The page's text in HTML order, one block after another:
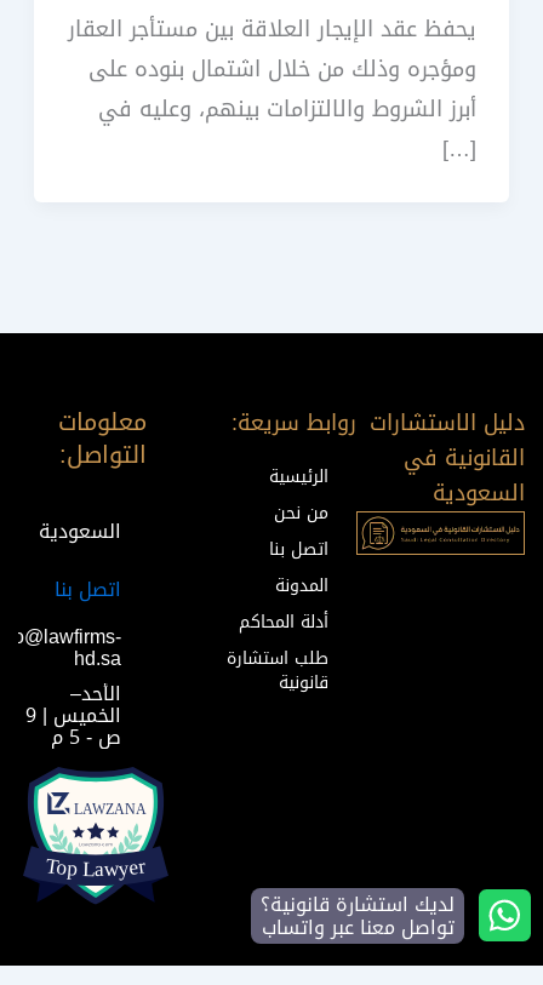
يحفظ عقد الإيجار العلاقة بين مستأجر العقار
ومؤجره وذلك من خلال اشتمال بنوده على
أبرز الشروط والالتزامات بينهم، وعليه في
[…]
دليل الاستشارات
القانونية في
السعودية
روابط سريعة:
الرئيسية
من نحن
اتصل بنا
المدونة
أدلة المحاكم
طلب استشارة
قانونية
معلومات
التواصل:
السعودية
اتصل بنا
hd.sa
الأحد–
الخميس | 9
ص - 5 م
لديك استشارة قانونية؟
تواصل معنا عبر واتساب